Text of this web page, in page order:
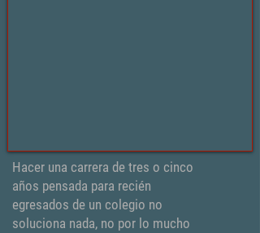
Hacer una carrera de tres o cinco
años pensada para recién
egresados de un colegio no
soluciona nada, no por lo mucho